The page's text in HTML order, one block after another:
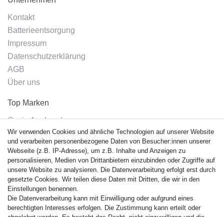
Kontakt
Batterieentsorgung
Impressum
Datenschutzerklärung
AGB
Über uns
Top Marken
Casio Armband
Festina Armband
Citizen Armband
M. Lacroix Armband
J. Lemans Armband
Uhrenarmbänder - Alle
Sicherheit
Wir verwenden Cookies und ähnliche Technologien auf unserer Website
und verarbeiten personenbezogene Daten von Besucher:innen unserer
Webseite (z.B. IP-Adresse), um z.B. Inhalte und Anzeigen zu
personalisieren, Medien von Drittanbietern einzubinden oder Zugriffe auf
unsere Website zu analysieren. Die Datenverarbeitung erfolgt erst durch
gesetzte Cookies. Wir teilen diese Daten mit Dritten, die wir in den
Einstellungen benennen.
Die Datenverarbeitung kann mit Einwilligung oder aufgrund eines
berechtigten Interesses erfolgen. Die Zustimmung kann erteilt oder